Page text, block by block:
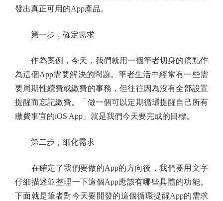
發出真正可用的App產品。
第一步，確定需求
作為案例，今天，我們就用一個筆者切身的痛點作
為這個App需要解決的問題。筆者生活中經常有一些需
要周期性續費或繳費的事務，但往往因為沒有全部設置
提醒而忘記繳費。「做一個可以定期循環提醒自己所有
繳費事宜的iOS App」就是我們今天要完成的目標。
第二步，細化需求
在確定了我們要做的App的方向後，我們要用文字
仔細描述並整理一下這個App應該有哪些具體的功能。
下面就是筆者對今天要開發的這個循環提醒App的需求